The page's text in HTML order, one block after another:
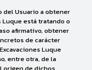
del Usuario a obtener
Luque está tratando o
afirmativo, obtener
de carácter
Luque
entre otra, de la